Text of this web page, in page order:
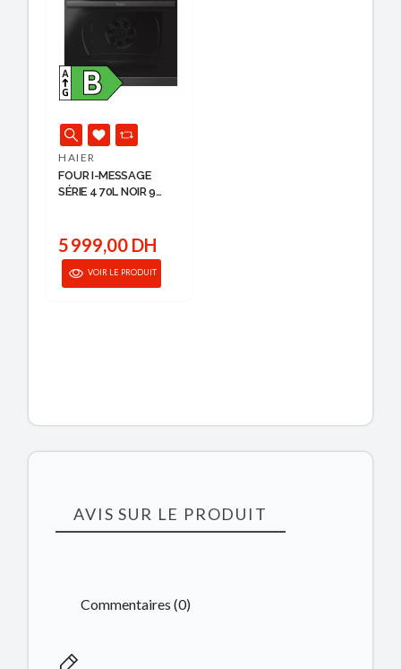
HAIER
FOUR I-MESSAGE
SÉRIE 4 70L NOIR 9
5 999,00 DH
VOIR LE PRODUIT
AVIS SUR LE PRODUIT
Commentaires (0)